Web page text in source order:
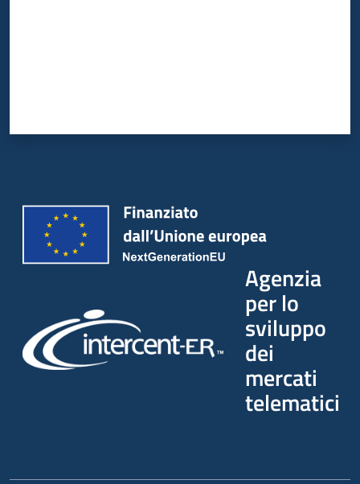
Agenzia
per lo
sviluppo
dei
mercati
telematici